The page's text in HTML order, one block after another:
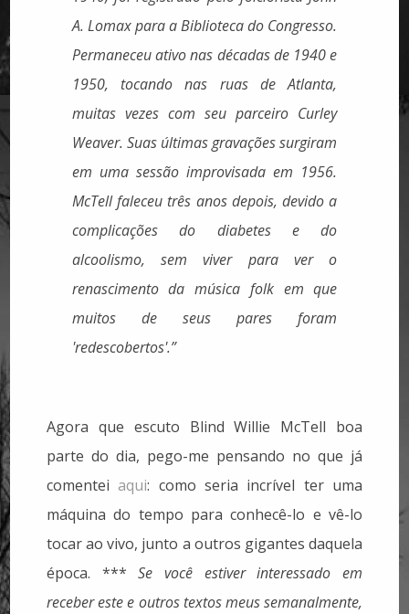
A. Lomax para a Biblioteca do Congresso.
Permaneceu ativo nas décadas de 1940 e
1950, tocando nas ruas de Atlanta,
muitas vezes com seu parceiro Curley
Weaver. Suas últimas gravações surgiram
em uma sessão improvisada em 1956.
McTell faleceu três anos depois, devido a
complicações do diabetes e do
alcoolismo, sem viver para ver o
renascimento da música folk em que
muitos de seus pares foram
'redescobertos'.”
Agora que escuto Blind Willie McTell boa
parte do dia, pego-me pensando no que já
comenteiaqui: como seria incrível ter uma
máquina do tempo para conhecê-lo e vê-lo
tocar ao vivo, junto a outros gigantes daquela
época. ***Se você estiver interessado em
receber este e outros textos meus semanalmente,